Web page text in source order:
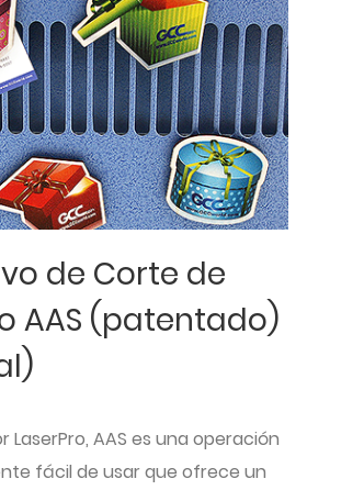
de Corte de
AAS (patentado)
LaserPro, AAS es una operación
fácil de usar que ofrece un